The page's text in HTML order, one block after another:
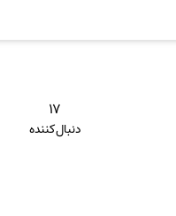
۱۷
دنبال‌کننده